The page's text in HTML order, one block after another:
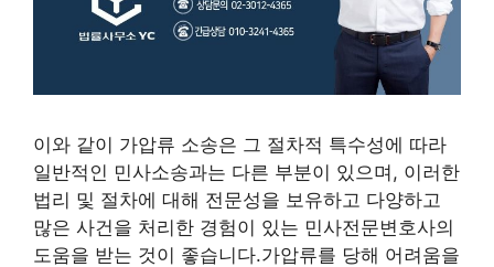
이와 같이 가압류 소송은 그 절차적 특수성에 따라
일반적인 민사소송과는 다른 부분이 있으며, 이러한
법리 및 절차에 대해 전문성을 보유하고 다양하고
많은 사건을 처리한 경험이 있는 민사전문변호사의
도움을 받는 것이 좋습니다.가압류를 당해 어려움을